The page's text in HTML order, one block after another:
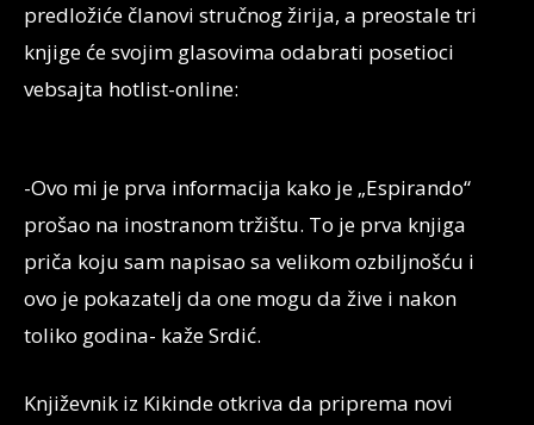
predložiće članovi stručnog žirija, a preostale tri
knjige će svojim glasovima odabrati posetioci
vebsajta hotlist-online:
-Ovo mi je prva informacija kako je „Espirando“
prošao na inostranom tržištu. To je prva knjiga
priča koju sam napisao sa velikom ozbiljnošću i
ovo je pokazatelj da one mogu da žive i nakon
toliko godina- kaže Srdić.
Književnik iz Kikinde otkriva da priprema novi